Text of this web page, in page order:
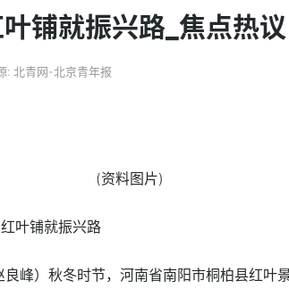
铺就振兴路_焦点热议
: 北青网-北京青年报
(资料图片)
叶铺就振兴路
峰）秋冬时节，河南省南阳市桐柏县红叶